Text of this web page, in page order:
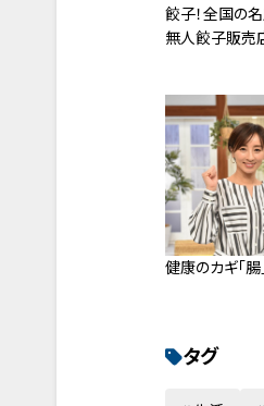
餃子！全国の
無人餃子販売
健康のカギ「腸
タグ